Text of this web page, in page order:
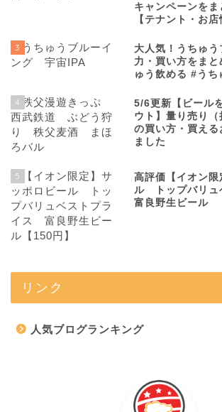
キャンペーンをま
【テナント・お店
3
大人気！うちゅ
力・買い方をま
ゅう飲める #うち
4
5/6更新【ビール
ウト】量り売り
の買い方・買え
ました
5
高評価【イオン
ル トップバリュ
富良野生ビール
リンク
人気ブログランキング